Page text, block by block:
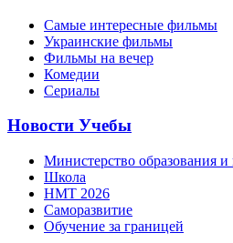
Самые интересные фильмы
Украинские фильмы
Фильмы на вечер
Комедии
Сериалы
Новости Учебы
Министерство образования
Школа
НМТ 2026
Саморазвитие
Обучение за границей